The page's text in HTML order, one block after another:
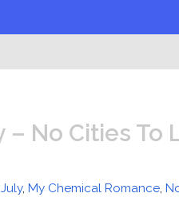
– No Cities To
,My Chemical Romance,